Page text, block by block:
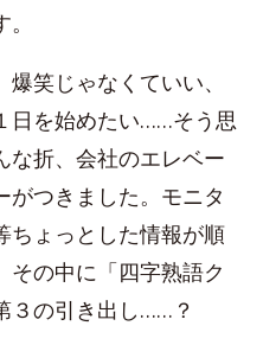
笑じゃなくていい、
日を始めたい……そう思
な折、会社のエレベー
がつきました。モニタ
ちょっとした情報が順
その中に「四字熟語ク
３の引き出し……？